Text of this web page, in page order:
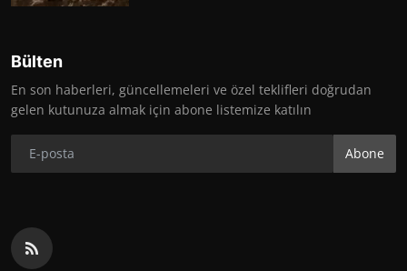
Bülten
En son haberleri, güncellemeleri ve özel teklifleri doğrudan
gelen kutunuza almak için abone listemize katılın
Abone